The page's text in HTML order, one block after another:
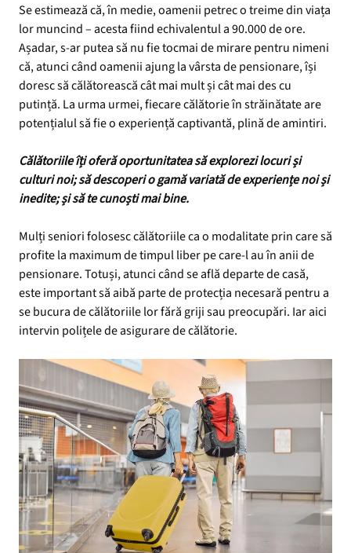
Se estimează că, în medie, oamenii petrec o treime din viața
lor muncind – acesta fiind echivalentul a 90.000 de ore.
Așadar, s-ar putea să nu fie tocmai de mirare pentru nimeni
că, atunci când oamenii ajung la vârsta de pensionare, își
doresc să călătorească cât mai mult și cât mai des cu
putință. La urma urmei, fiecare călătorie în străinătate are
potențialul să fie o experiență captivantă, plină de amintiri.
Călătoriile îți oferă oportunitatea să explorezi locuri și
culturi noi; să descoperi o gamă variată de experiențe noi și
inedite; și să te cunoști mai bine.
Mulți seniori folosesc călătoriile ca o modalitate prin care să
profite la maximum de timpul liber pe care-l au în anii de
pensionare. Totuși, atunci când se află departe de casă,
este important să aibă parte de protecția necesară pentru a
se bucura de călătoriile lor fără griji sau preocupări. Iar aici
intervin polițele de asigurare de călătorie.